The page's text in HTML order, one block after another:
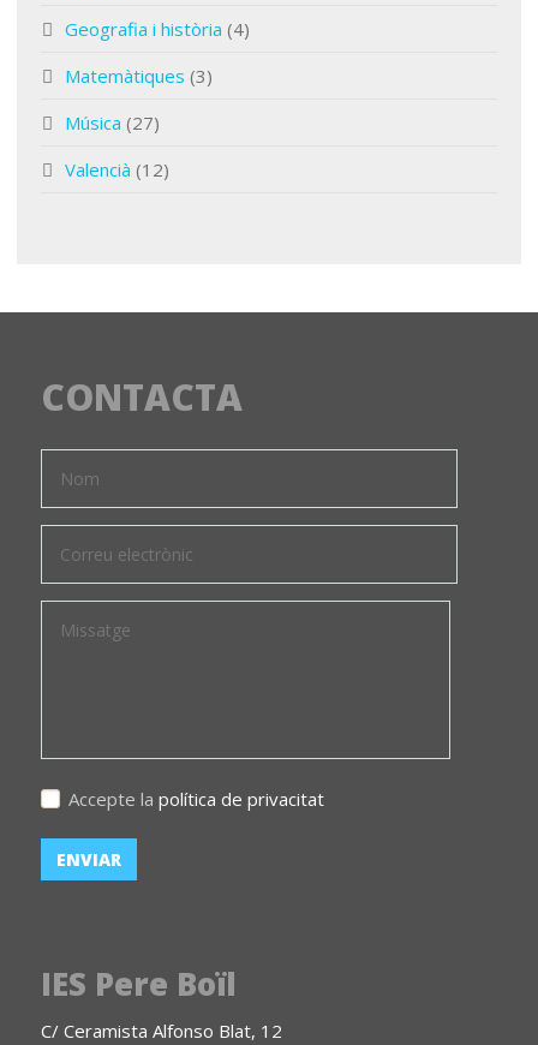
Geografia i història (4)
Matemàtiques (3)
Música (27)
Valencià (12)
CONTACTA
Accepte la política de privacitat
IES Pere Boïl
C/ Ceramista Alfonso Blat, 12